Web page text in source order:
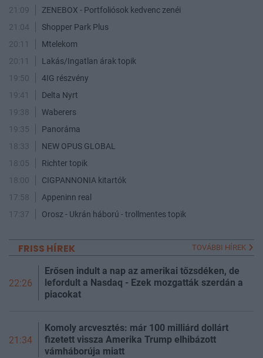
21:09
ZENEBOX - Portfoliósok kedvenc zenéi
21:04
Shopper Park Plus
20:11
Mtelekom
20:11
Lakás/Ingatlan árak topik
19:50
4IG részvény
19:41
Delta Nyrt
19:38
Waberers
19:35
Panoráma
18:33
NEW OPUS GLOBAL
18:05
Richter topik
18:00
CIGPANNONIA kitartók
17:58
Appeninn real
17:37
Orosz - Ukrán háború - trollmentes topik
FRISS HÍREK TOVÁBBI HÍREK
22:26
Erősen indult a nap az amerikai tőzsdéken, de
lefordult a Nasdaq - Ezek mozgatták szerdán a
piacokat
21:34
Komoly arcvesztés: már 100 milliárd dollárt
fizetett vissza Amerika Trump elhibázott
vámháborúja miatt